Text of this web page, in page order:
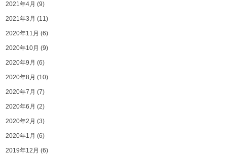
2021年4月 (9)
2021年3月 (11)
2020年11月 (6)
2020年10月 (9)
2020年9月 (6)
2020年8月 (10)
2020年7月 (7)
2020年6月 (2)
2020年2月 (3)
2020年1月 (6)
2019年12月 (6)